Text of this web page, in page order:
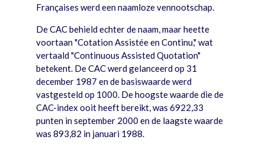
Françaises werd een naamloze vennootschap.
De CAC behield echter de naam, maar heette
voortaan "Cotation Assistée en Continu," wat
vertaald "Continuous Assisted Quotation"
betekent. De CAC werd gelanceerd op 31
december 1987 en de basiswaarde werd
vastgesteld op 1000. De hoogste waarde die de
CAC-index ooit heeft bereikt, was 6922,33
punten in september 2000 en de laagste waarde
was 893,82 in januari 1988.